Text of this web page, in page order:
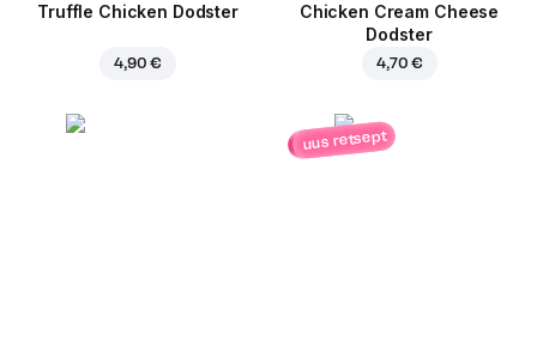
Truffle Chicken Dodster
4,90 €
Chicken Cream Cheese
Dodster
4,70 €
uus retsept